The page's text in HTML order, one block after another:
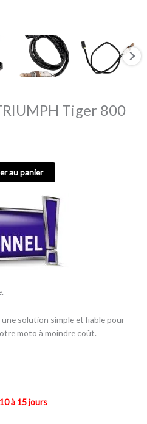
Tiger 800
au panier
solution simple et fiable pour
moto à moindre coût.
à 15 jours